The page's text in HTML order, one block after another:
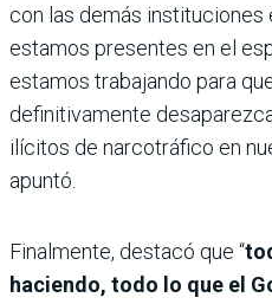
con las demás instituciones
estamos presentes en el
estamos trabajando para
definitivamente
ilícitos de narcotráfico en
apuntó.
Finalmente, destacó que “
haciendo, todo lo que el